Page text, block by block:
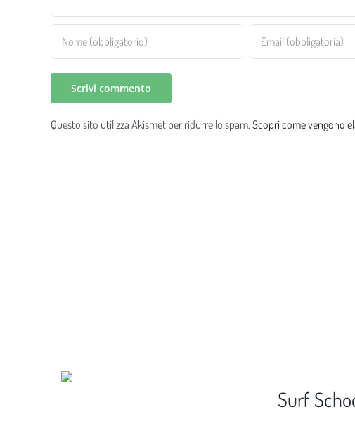
Questo sito utilizza Akismet per ridurre lo spam. Scopri come vengono
Surf